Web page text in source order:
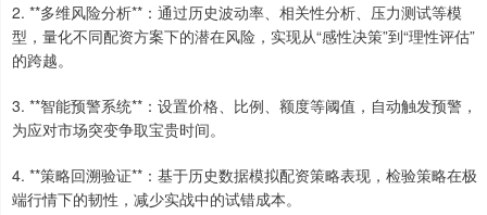
2. **多维风险分析**：通过历史波动率、相关性分析、压力测试等模
型，量化不同配资方案下的潜在风险，实现从“感性决策”到“理性评估”
的跨越。
3. **智能预警系统**：设置价格、比例、额度等阈值，自动触发预警，
为应对市场突变争取宝贵时间。
4. **策略回溯验证**：基于历史数据模拟配资策略表现，检验策略在极
端行情下的韧性，减少实战中的试错成本。